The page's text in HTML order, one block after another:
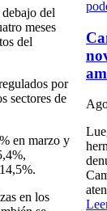
del
meses
del
por
sectores de
en marzo y
en los